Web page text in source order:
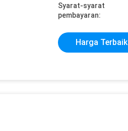
Syarat-syarat
pembayaran:
Harga Terbaik